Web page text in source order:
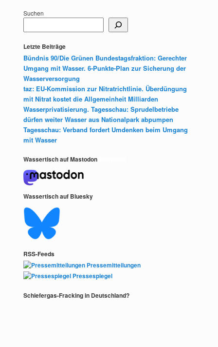
Suchen
Letzte Beiträge
Bündnis 90/Die Grünen Bundestagsfraktion: Gerechter
Umgang mit Wasser. 6-Punkte-Plan zur Sicherung der
Wasserversorgung
taz: EU-Kommission zur Nitratrichtlinie. Überdüngung
mit Nitrat kostet die Allgemeinheit Milliarden
Wasserprivatisierung. Tagesschau: Sprudelbetriebe
dürfen weiter Wasser aus Nationalpark abpumpen
Tagesschau: Verband fordert Umdenken beim Umgang
mit Wasser
Wassertisch auf Mastodon
Wassertisch auf Bluesky
RSS-Feeds
Pressemitteilungen
Pressespiegel
Schiefergas-Fracking in Deutschland?